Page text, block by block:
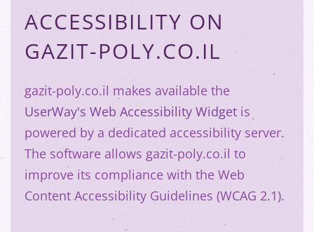
ACCESSIBILITY ON
GAZIT-POLY.CO.IL
gazit-poly.co.il makes available the
UserWay's Web Accessibility Widget is
powered by a dedicated accessibility server.
The software allows gazit-poly.co.il to
improve its compliance with the Web
Content Accessibility Guidelines (WCAG 2.1).